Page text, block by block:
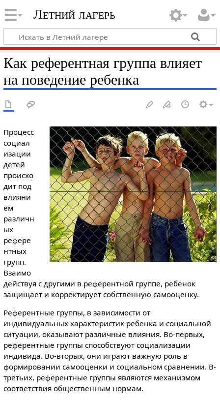
Летний лагерь
Как референтная группа влияет
на поведение ребенка
Процесс
социал
изации
детей
происхо
дит под
влияни
ем
различн
ых
рефере
нтных
групп.
Взаимо
действуя с другими в референтной группе, ребенок
защищает и корректирует собственную самооценку.
Референтные группы, в зависимости от
индивидуальных характеристик ребенка и социальной
ситуации, оказывают различные влияния. Во-первых,
референтные группы способствуют социализации
индивида. Во-вторых, они играют важную роль в
формировании самооценки и социальном сравнении. В-
третьих, референтные группы являются механизмом
соответствия общественным нормам.